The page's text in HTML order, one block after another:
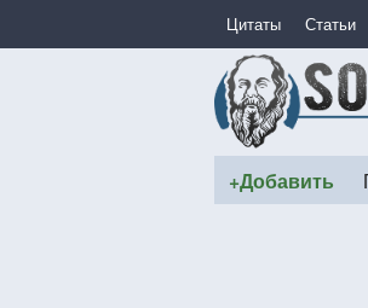
Цитаты Статьи
+Добавить